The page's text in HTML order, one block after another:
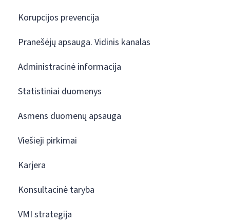
Korupcijos prevencija
Pranešėjų apsauga. Vidinis kanalas
Administracinė informacija
Statistiniai duomenys
Asmens duomenų apsauga
Viešieji pirkimai
Karjera
Konsultacinė taryba
VMI strategija